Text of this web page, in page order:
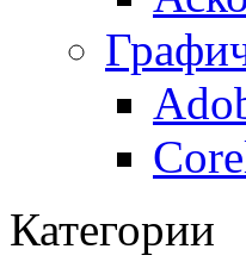
Категории